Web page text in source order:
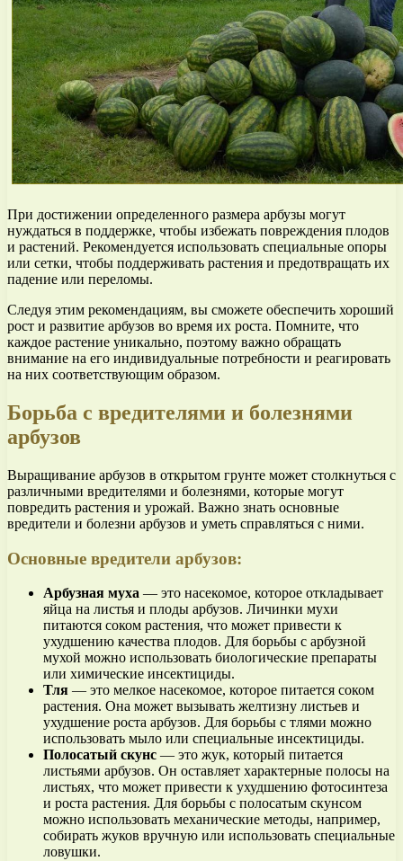
При достижении определенного размера арбузы могут
нуждаться в поддержке, чтобы избежать повреждения плодов
и растений. Рекомендуется использовать специальные опоры
или сетки, чтобы поддерживать растения и предотвращать их
падение или переломы.
Следуя этим рекомендациям, вы сможете обеспечить хороший
рост и развитие арбузов во время их роста. Помните, что
каждое растение уникально, поэтому важно обращать
внимание на его индивидуальные потребности и реагировать
на них соответствующим образом.
Борьба с вредителями и болезнями
арбузов
Выращивание арбузов в открытом грунте может столкнуться с
различными вредителями и болезнями, которые могут
повредить растения и урожай. Важно знать основные
вредители и болезни арбузов и уметь справляться с ними.
Основные вредители арбузов:
Арбузная муха — это насекомое, которое откладывает
яйца на листья и плоды арбузов. Личинки мухи
питаются соком растения, что может привести к
ухудшению качества плодов. Для борьбы с арбузной
мухой можно использовать биологические препараты
или химические инсектициды.
Тля — это мелкое насекомое, которое питается соком
растения. Она может вызывать желтизну листьев и
ухудшение роста арбузов. Для борьбы с тлями можно
использовать мыло или специальные инсектициды.
Полосатый скунс — это жук, который питается
листьями арбузов. Он оставляет характерные полосы на
листьях, что может привести к ухудшению фотосинтеза
и роста растения. Для борьбы с полосатым скунсом
можно использовать механические методы, например,
собирать жуков вручную или использовать специальные
ловушки.